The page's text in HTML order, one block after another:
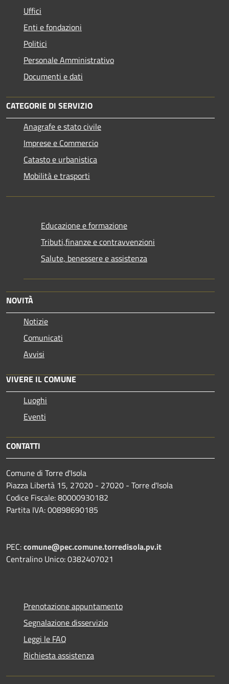
Uffici
Enti e fondazioni
Politici
Personale Amministrativo
Documenti e dati
CATEGORIE DI SERVIZIO
Anagrafe e stato civile
Imprese e Commercio
Catasto e urbanistica
Mobilità e trasporti
Educazione e formazione
Tributi,finanze e contravvenzioni
Salute, benessere e assistenza
NOVITÀ
Notizie
Comunicati
Avvisi
VIVERE IL COMUNE
Luoghi
Eventi
CONTATTI
Comune di Torre d'Isola
Piazza Libertà 15, 27020 - 27020 - Torre d'Isola
Codice Fiscale: 80000930182
Partita IVA: 00898690185
PEC:comune@pec.comune.torredisola.pv.it
Centralino Unico: 0382407021
Prenotazione appuntamento
Segnalazione disservizio
Leggi le FAQ
Richiesta assistenza